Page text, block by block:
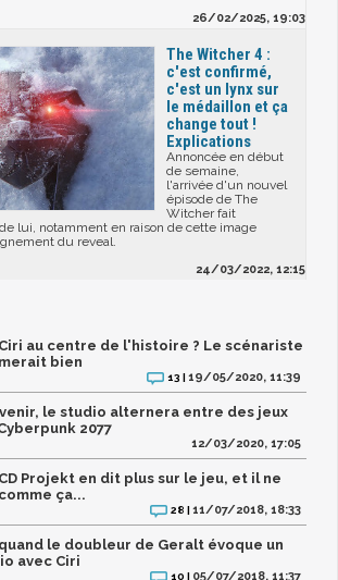
26/02/2025, 19:03
The Witcher 4 :
c'est confirmé,
c'est un lynx sur
le médaillon et ça
change tout !
Explications
Annoncée en début
de semaine,
l'arrivée d'un nouvel
épisode de The
Witcher fait
lui, notamment en raison de cette image
du reveal.
24/03/2022, 12:15
au centre de l'histoire ? Le scénariste
bien
13 |19/05/2020, 11:39
le studio alternera entre des jeux
2077
12/03/2020, 17:05
Projekt en dit plus sur le jeu, et il ne
ça...
28 |11/07/2018, 18:33
le doubleur de Geralt évoque un
avec Ciri
10 | 05/07/2018, 11:37